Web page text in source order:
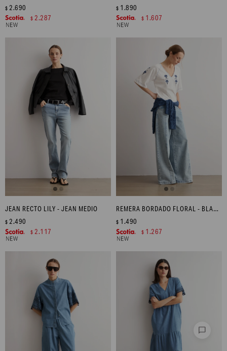
$ 2.690
$ 2.287
$ 1.890
$ 1.607
JEAN RECTO LILY - JEAN MEDIO
$ 2.490
$ 2.117
REMERA BORDADO FLORAL - BLANCO
$ 1.490
$ 1.267
chat_bubble